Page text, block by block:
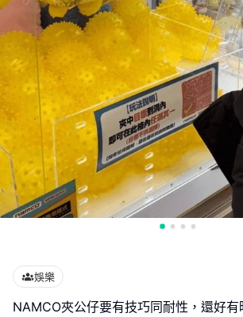
娛樂
NAMCO夾公仔要有技巧同耐性，還好